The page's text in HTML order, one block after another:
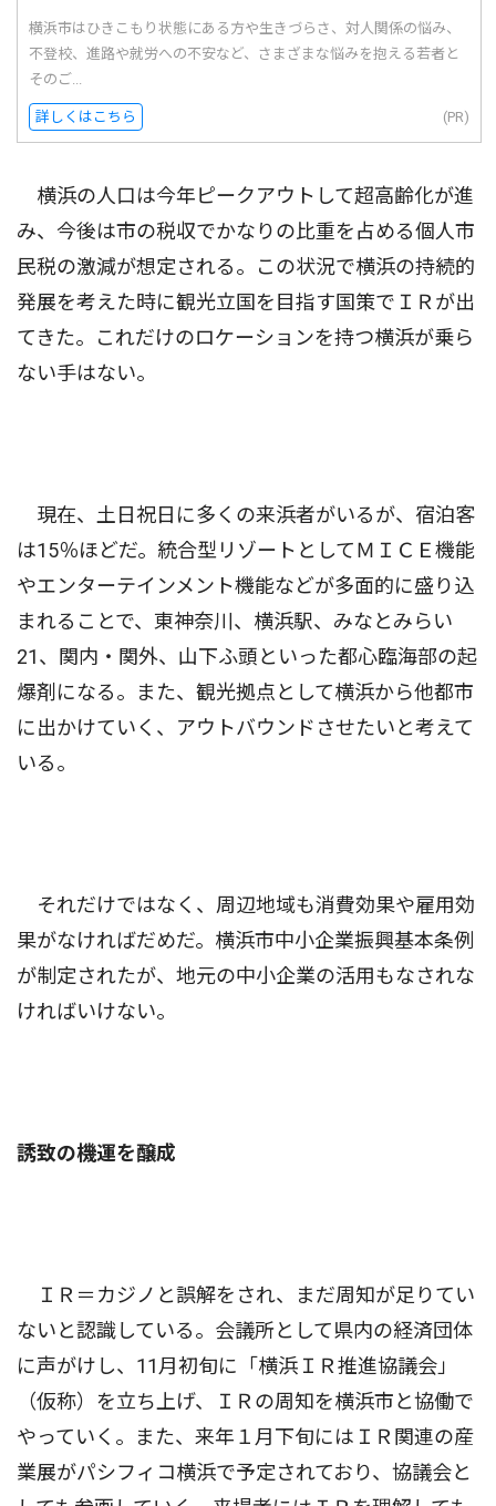
横浜市はひきこもり状態にある方や生きづらさ、対人関係の悩み、
不登校、進路や就労への不安など、さまざまな悩みを抱える若者と
そのご...
詳しくはこちら (PR)
横浜の人口は今年ピークアウトして超高齢化が進
み、今後は市の税収でかなりの比重を占める個人市
民税の激減が想定される。この状況で横浜の持続的
発展を考えた時に観光立国を目指す国策でＩＲが出
てきた。これだけのロケーションを持つ横浜が乗ら
ない手はない。
現在、土日祝日に多くの来浜者がいるが、宿泊客
は15％ほどだ。統合型リゾートとしてＭＩＣＥ機能
やエンターテインメント機能などが多面的に盛り込
まれることで、東神奈川、横浜駅、みなとみらい
21、関内・関外、山下ふ頭といった都心臨海部の起
爆剤になる。また、観光拠点として横浜から他都市
に出かけていく、アウトバウンドさせたいと考えて
いる。
それだけではなく、周辺地域も消費効果や雇用効
果がなければだめだ。横浜市中小企業振興基本条例
が制定されたが、地元の中小企業の活用もなされな
ければいけない。
誘致の機運を醸成
ＩＲ＝カジノと誤解をされ、まだ周知が足りてい
ないと認識している。会議所として県内の経済団体
に声がけし、11月初旬に「横浜ＩＲ推進協議会」
（仮称）を立ち上げ、ＩＲの周知を横浜市と協働で
やっていく。また、来年１月下旬にはＩＲ関連の産
業展がパシフィコ横浜で予定されており、協議会と